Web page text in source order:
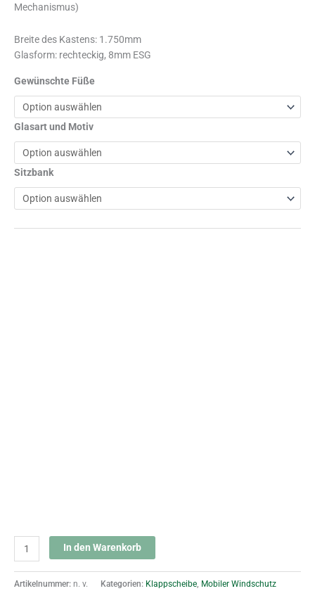
Mechanismus)
Breite des Kastens: 1.750mm
Glasform: rechteckig, 8mm ESG
Gewünschte Füße
Glasart und Motiv
Sitzbank
In den Warenkorb
Artikelnummer: n. v. Kategorien: Klappscheibe, Mobiler Windschutz